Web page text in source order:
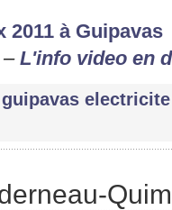
2011 à Guipavas
– L'info video en